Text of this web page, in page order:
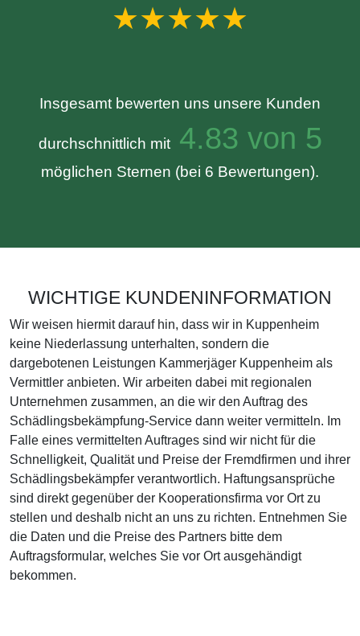
★★★★★
Insgesamt bewerten uns unsere Kunden
durchschnittlich mit4.83 von 5
möglichen Sternen (bei 6 Bewertungen).
WICHTIGE KUNDENINFORMATION
Wir weisen hiermit darauf hin, dass wir in Kuppenheim
keine Niederlassung unterhalten, sondern die
dargebotenen Leistungen Kammerjäger Kuppenheim als
Vermittler anbieten. Wir arbeiten dabei mit regionalen
Unternehmen zusammen, an die wir den Auftrag des
Schädlingsbekämpfung-Service dann weiter vermitteln. Im
Falle eines vermittelten Auftrages sind wir nicht für die
Schnelligkeit, Qualität und Preise der Fremdfirmen und ihrer
Schädlingsbekämpfer verantwortlich. Haftungsansprüche
sind direkt gegenüber der Kooperationsfirma vor Ort zu
stellen und deshalb nicht an uns zu richten. Entnehmen Sie
die Daten und die Preise des Partners bitte dem
Auftragsformular, welches Sie vor Ort ausgehändigt
bekommen.